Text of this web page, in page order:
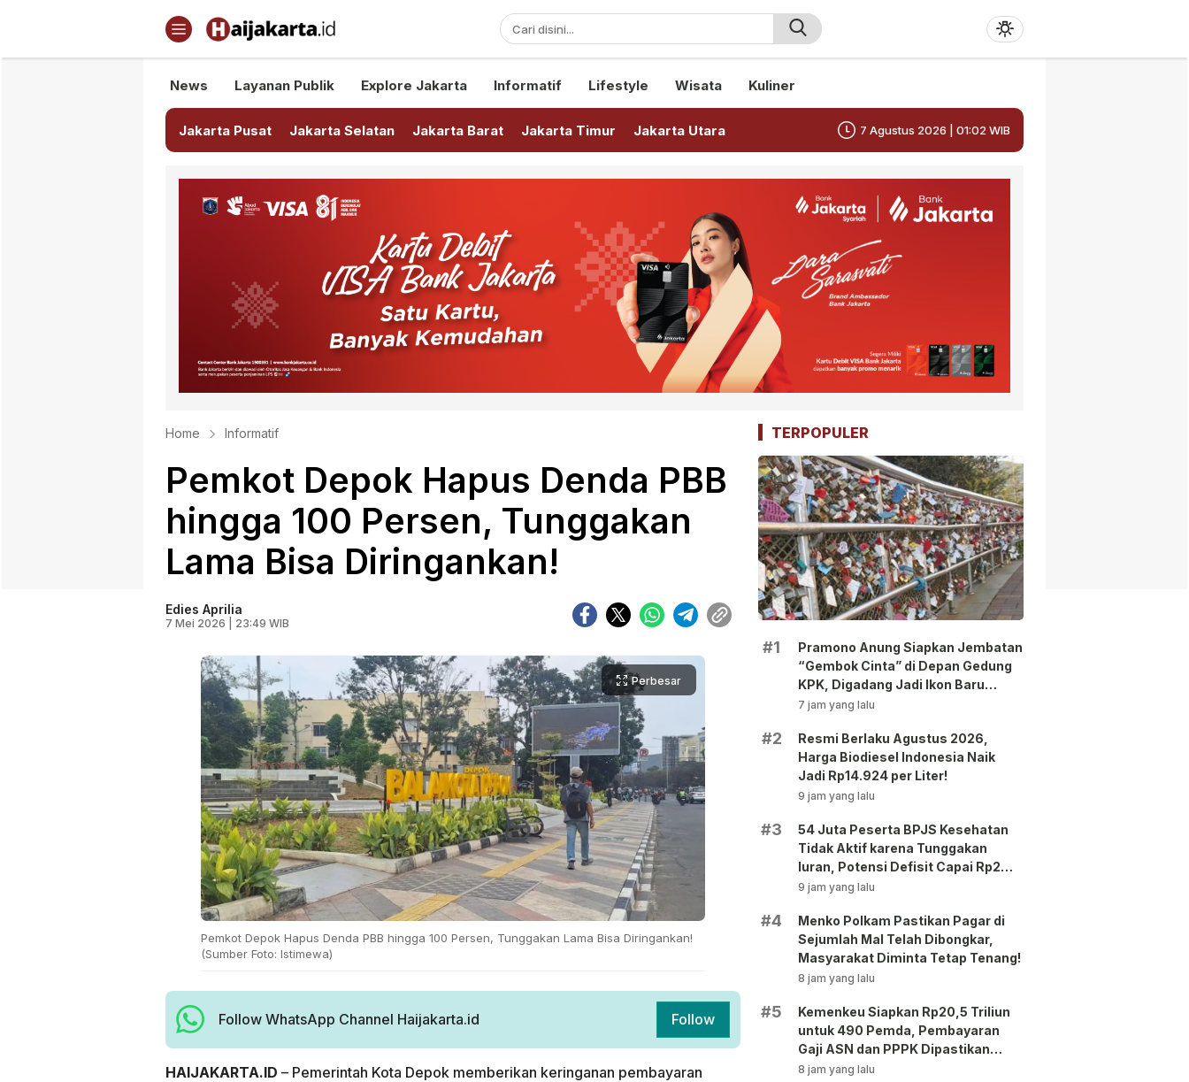
Haijakarta.id
Semua Tentang Jakarta Ada Disini!
News Layanan Publik Explore Jakarta Informatif Lifestyle Wisata Kuliner
Jakarta Pusat Jakarta Selatan Jakarta Barat Jakarta Timur Jakarta Utara 7 Agustus 2026 | 01:02 WIB
Home Informatif
Pemkot Depok Hapus Denda PBB
hingga 100 Persen, Tunggakan
Lama Bisa Diringankan!
Edies Aprilia
7 Mei 2026 | 23:49 WIB
Perbesar
Pemkot Depok Hapus Denda PBB hingga 100 Persen, Tunggakan Lama Bisa Diringankan!
(Sumber Foto: Istimewa)
Follow WhatsApp Channel Haijakarta.id Follow
HAIJAKARTA.ID – Pemerintah Kota Depok memberikan keringanan pembayaran
TERPOPULER
#1
Pramono Anung Siapkan Jembatan
“Gembok Cinta” di Depan Gedung
KPK, Digadang Jadi Ikon Baru
Jakarta!
7 jam yang lalu
#2
Resmi Berlaku Agustus 2026,
Harga Biodiesel Indonesia Naik
Jadi Rp14.924 per Liter!
9 jam yang lalu
#3
54 Juta Peserta BPJS Kesehatan
Tidak Aktif karena Tunggakan
Iuran, Potensi Defisit Capai Rp2
Triliun per Bulan!
9 jam yang lalu
#4
Menko Polkam Pastikan Pagar di
Sejumlah Mal Telah Dibongkar,
Masyarakat Diminta Tetap Tenang!
8 jam yang lalu
#5
Kemenkeu Siapkan Rp20,5 Triliun
untuk 490 Pemda, Pembayaran
Gaji ASN dan PPPK Dipastikan
Tetap Berjalan!
8 jam yang lalu